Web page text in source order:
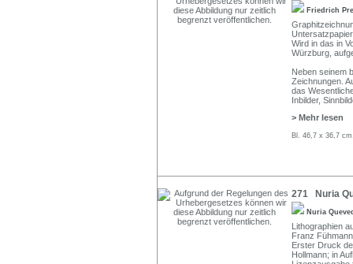
Friedrich
Wird in das in
Würzburg,
Neben seinem
Zeichnungen.
das
Inbilder,
> Mehr lesen
Bl. 46,7 x 36,7
271 Nuria
Nuria
Lithographien
Franz
Erster Druck
Hollmann; in